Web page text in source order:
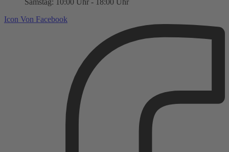
Samstag: 10:00 Uhr - 18:00 Uhr
Icon Von Facebook